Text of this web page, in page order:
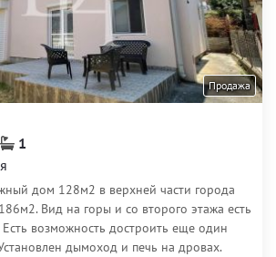
Продажа
1
дом 128м2 в верхней части города
Вид на горы и со второго этажа есть
возможность достроить еще один
дымоход и печь на дровах.